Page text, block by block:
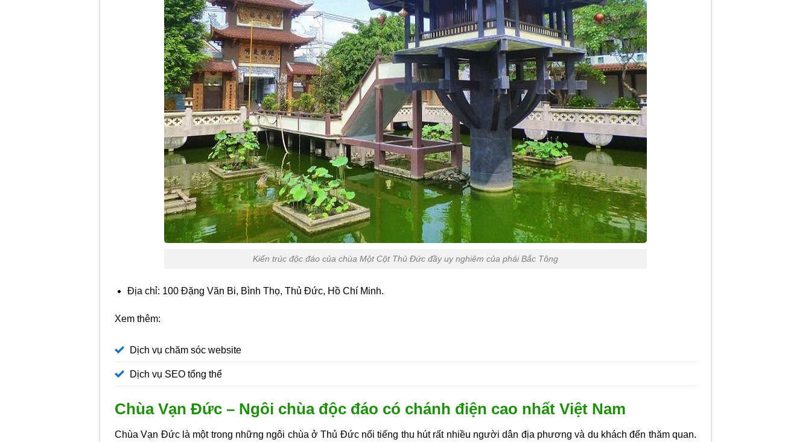
Kiến trúc độc đáo của chùa Một Cột Thủ Đức đầy uy nghiêm của phái Bắc Tông
Địa chỉ: 100 Đặng Văn Bi, Bình Thọ, Thủ Đức, Hồ Chí Minh.
Xem thêm:
Dịch vụ chăm sóc website
Dịch vụ SEO tổng thể
Chùa Vạn Đức – Ngôi chùa độc đáo có chánh điện cao nhất Việt Nam
Chùa Vạn Đức là một trong những ngôi chùa ở Thủ Đức nổi tiếng thu hút rất nhiều người dân địa phương và du khách đến thăm quan.